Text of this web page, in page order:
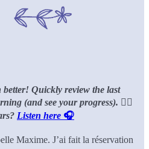
better! Quickly review the last
(and see your progress). 👂🏻
Listen here 🎧
Maxime. J’ai fait la réservation